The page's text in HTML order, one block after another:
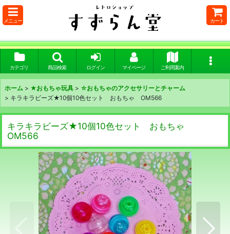
メニュー カート
カテゴリ 商品検索 ログイン マイページ ご利用案内
ホーム > ★おもちゃ玩具 > ☆おもちゃのアクセサリーとチャーム
> キラキラビーズ★10個10色セット おもちゃ OM566
キラキラビーズ★10個10色セット おもちゃ
OM566